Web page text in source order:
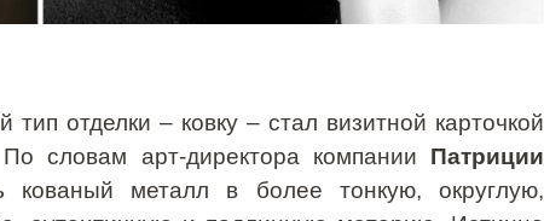
отделки – ковку – стал визитной карточкой
словам арт-директора компании Патриции
кованый металл в более тонкую, округлую,